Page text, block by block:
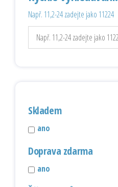
Např. 11,2-24 zadejte jako 11224
Skladem
ano
Doprava zdarma
ano